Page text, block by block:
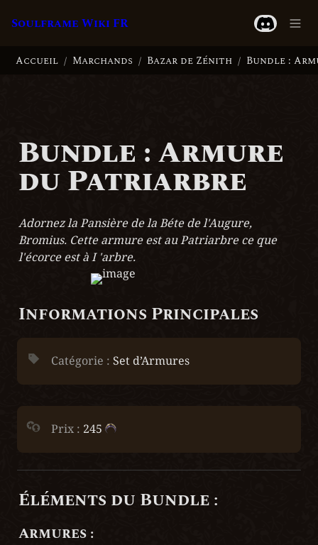
Soulframe Wiki FR
Accueil / Marchands / Bazar de Zénith /
Bundle : Armure
du Patriarbre
Adornez la Pansière de la Béte de l'Augure,
Bromius. Cette armure est au Patriarbre ce que
l'écorce est à I 'arbre.
Informations Principales
Catégorie : Set d’Armures
Prix : 245
Éléments du Bundle :
Armures :